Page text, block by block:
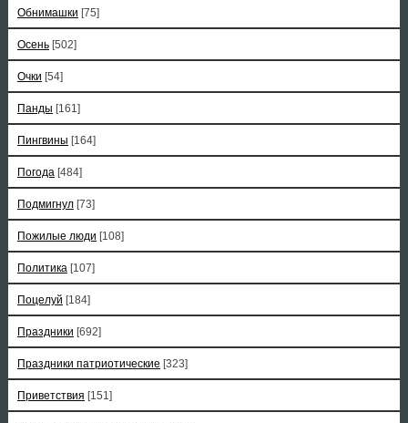
Обнимашки [75]
Осень [502]
Очки [54]
Панды [161]
Пингвины [164]
Погода [484]
Подмигнул [73]
Пожилые люди [108]
Политика [107]
Поцелуй [184]
Праздники [692]
Праздники патриотические [323]
Приветствия [151]